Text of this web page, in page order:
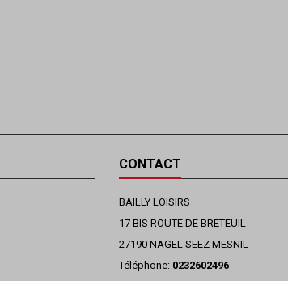
CONTACT
BAILLY LOISIRS
17 BIS ROUTE DE BRETEUIL
27190 NAGEL SEEZ MESNIL
Téléphone: 0232602496